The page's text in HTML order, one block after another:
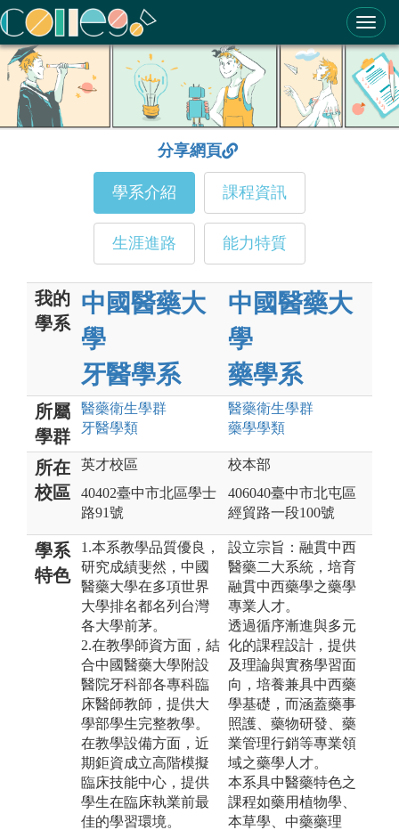
ColleGo! 大學選才與高中育才輔助系統
分享網頁
學系介紹 課程資訊
生涯進路 能力特質
我的
學系
中國醫藥大
學
牙醫學系
中國醫藥大
學
藥學系
所屬
學群
醫藥衛生學群
牙醫學類
醫藥衛生學群
藥學學類
所在
校區
英才校區
40402臺中市北區學士
路91號
校本部
406040臺中市北屯區
經貿路一段100號
學系
特色
1.本系教學品質優良，
研究成績斐然，中國
醫藥大學在多項世界
大學排名都名列台灣
各大學前茅。
2.在教學師資方面，結
合中國醫藥大學附設
醫院牙科部各專科臨
床醫師教師，提供大
學部學生完整教學。
在教學設備方面，近
期鉅資成立高階模擬
臨床技能中心，提供
學生在臨床執業前最
佳的學習環境。
設立宗旨：融貫中西
醫藥二大系統，培育
融貫中西藥學之藥學
專業人才。
透過循序漸進與多元
化的課程設計，提供
及理論與實務學習面
向，培養兼具中西藥
學基礎，而涵蓋藥事
照護、藥物研發、藥
業管理行銷等專業領
域之藥學人才。
本系具中醫藥特色之
課程如藥用植物學、
本草學、中藥藥理